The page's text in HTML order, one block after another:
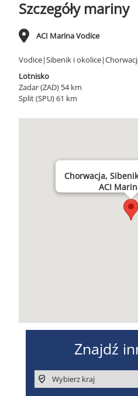
Szczegóły mariny
ACI Marina Vodice
Vodice|Sibenik i
Lotnisko
Zadar (ZAD) 54 km
Split (SPU) 61 km
Chorwacja,
ACI